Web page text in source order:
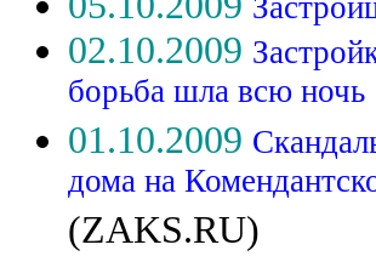
02.10.2009
борьба шла всю ночь
01.10.2009
дома на
(ZAKS.RU)